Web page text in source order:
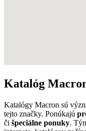
Katalóg
Katalógy Macron sú
tejto značky. Ponúkajú
či špeciálne ponuky.